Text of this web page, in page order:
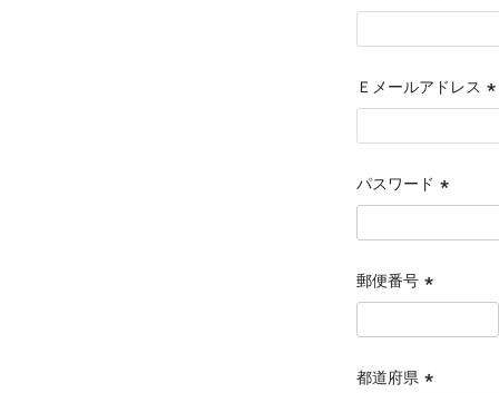
(
Ｅメールアドレス
(
パスワード
(必
須)
郵便番号
(必
須)
都道府県